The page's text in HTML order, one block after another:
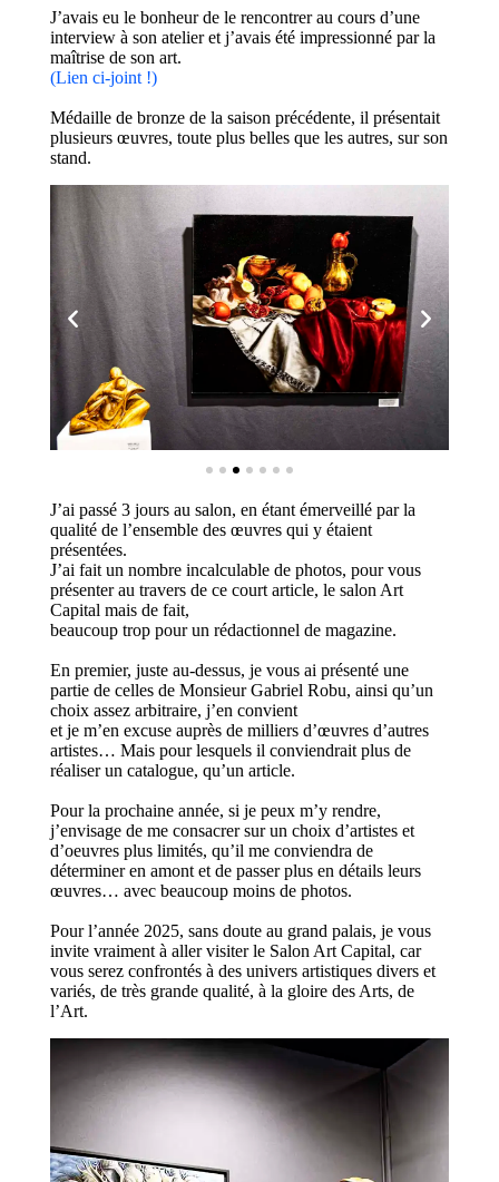
J’avais eu le bonheur de le rencontrer au cours d’une
interview à son atelier et j’avais été impressionné par la
maîtrise de son art.
(Lien ci-joint !)
Médaille de bronze de la saison précédente, il présentait
plusieurs œuvres, toute plus belles que les autres, sur son
stand.
J’ai passé 3 jours au salon, en étant émerveillé par la
qualité de l’ensemble des œuvres qui y étaient
présentées.
J’ai fait un nombre incalculable de photos, pour vous
présenter au travers de ce court article, le salon Art
Capital mais de fait,
beaucoup trop pour un rédactionnel de magazine.
En premier, juste au-dessus, je vous ai présenté une
partie de celles de Monsieur Gabriel Robu, ainsi qu’un
choix assez arbitraire, j’en convient
et je m’en excuse auprès de milliers d’œuvres d’autres
artistes… Mais pour lesquels il conviendrait plus de
réaliser un catalogue, qu’un article.
Pour la prochaine année, si je peux m’y rendre,
j’envisage de me consacrer sur un choix d’artistes et
d’oeuvres plus limités, qu’il me conviendra de
déterminer en amont et de passer plus en détails leurs
œuvres… avec beaucoup moins de photos.
Pour l’année 2025, sans doute au grand palais, je vous
invite vraiment à aller visiter le Salon Art Capital, car
vous serez confrontés à des univers artistiques divers et
variés, de très grande qualité, à la gloire des Arts, de
l’Art.